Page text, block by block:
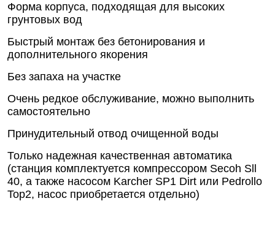
Форма корпуса, подходящая для высоких
грунтовых вод
Быстрый монтаж без бетонирования и
дополнительного якорения
Без запаха на участке
Очень редкое обслуживание, можно выполнить
самостоятельно
Принудительный отвод очищенной воды
Только надежная качественная автоматика
(станция комплектуется компрессором Secoh Sll
40, а также насосом Karcher SP1 Dirt или Pedrollo
Top2, насос приобретается отдельно)